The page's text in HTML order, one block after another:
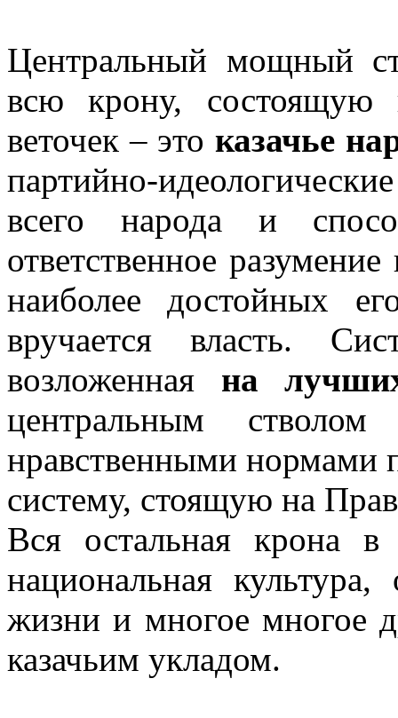
Центральный мощный
всю крону, состоящую
веточек – этоказачье
партийно-
всего народа и
ответственное
наиболее достойных
вручается власть.
возложенная на
центральным
нравственными нормами
систему, стоящую на
Вся остальная крона
национальная
жизни и многое многое
казачьим укладом.